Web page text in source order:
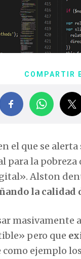
COMPARTIR
el que se
la pobreza
Alston
la calidad
masivamente
pero que
como ejemplo